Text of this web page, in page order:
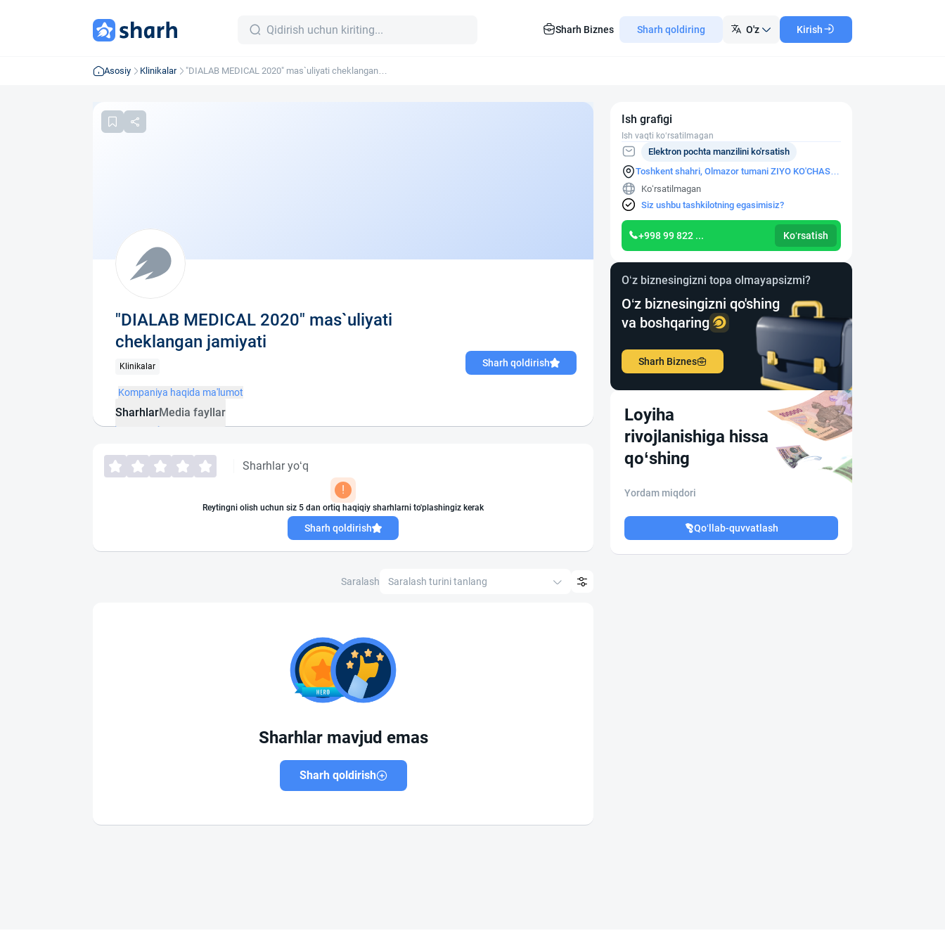
Sharh Biznes Sharh qoldiring O'z Kirish
Asosiy Klinikalar
"DIALAB MEDICAL 2020" mas`uliyati cheklangan
"DIALAB MEDICAL 2020" mas`uliyati
cheklangan jamiyati
Klinikalar Sharh qoldirish
Kompaniya haqida ma'lumot
SharhlarMedia fayllar
Sharhlar yo‘q
!
Reytingni olish uchun siz 5 dan ortiq haqiqiy sharhlarni to'plashingiz kerak
Sharh qoldirish
Saralash Saralash turini tanlang
Sharhlar mavjud emas
Sharh qoldirish
Ish grafigi
Ish vaqti ko‘rsatilmagan
Toshkent shahri, Olmazor tumani ZIYO KO'CHASI,
24A-UY
Elektron pochta manzilini ko'rsatish
Ko‘rsatilmagan
Siz ushbu tashkilotning egasimisiz?
+998 99 822 ... Ko‘rsatish
O‘z biznesingizni topa olmayapsizmi?
O‘z biznesingizni qo'shing
va boshqaring
Sharh Biznes
Loyiha
rivojlanishiga hissa
qo‘shing
Yordam miqdori
Qo‘llab-quvvatlash